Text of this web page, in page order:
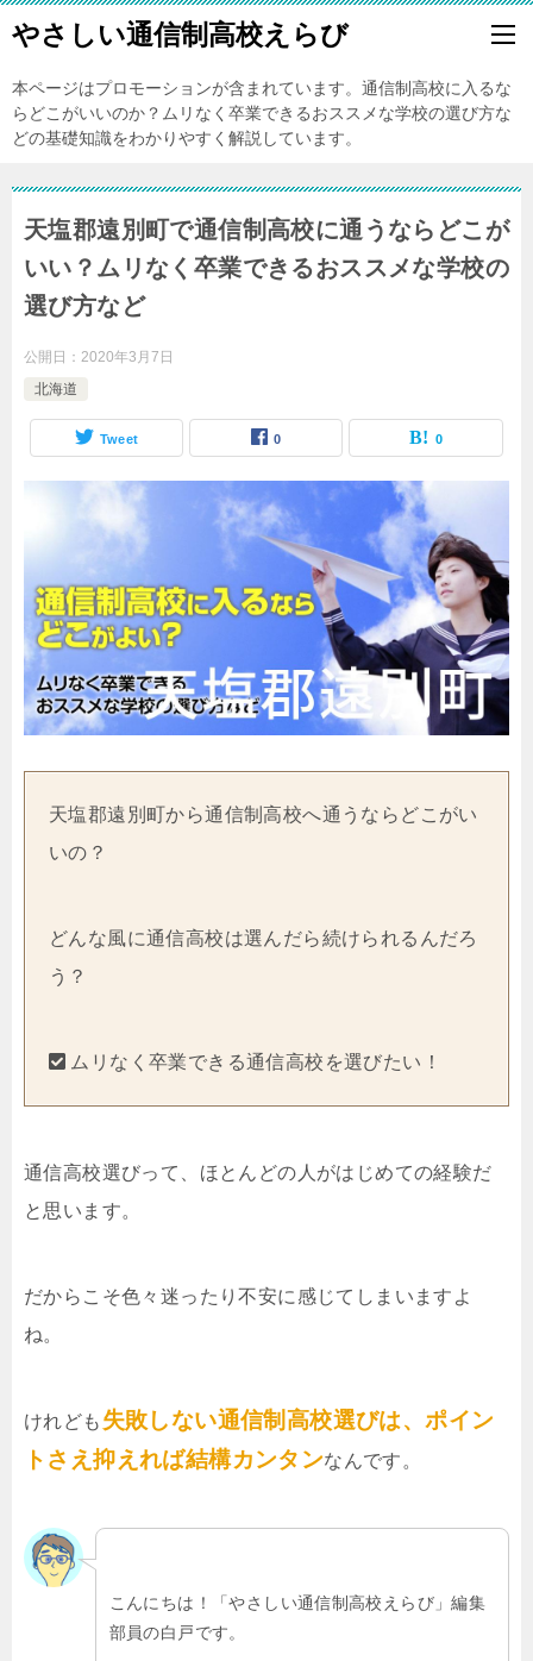
やさしい通信制高校えらび
本ページはプロモーションが含まれています。通信制高校に入るな
らどこがいいのか？ムリなく卒業できるおススメな学校の選び方な
どの基礎知識をわかりやすく解説しています。
天塩郡遠別町で通信制高校に通うならどこが
いい？ムリなく卒業できるおススメな学校の
選び方など
公開日： 2020年3月7日
北海道
Tweet 0 0
天塩郡遠別町から通信制高校へ通うならどこがい
いの？
どんな風に通信高校は選んだら続けられるんだろ
う？
ムリなく卒業できる通信高校を選びたい！
通信高校選びって、ほとんどの人がはじめての経験だ
と思います。
だからこそ色々迷ったり不安に感じてしまいますよ
ね。
けれども 失敗しない通信制高校選びは、ポイン
トさえ抑えれば結構カンタンなんです。
こんにちは！「やさしい通信制高校えらび」編集
部員の白戸です。